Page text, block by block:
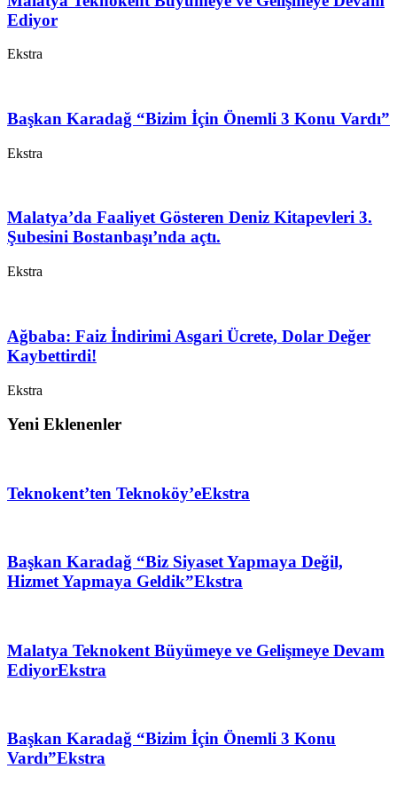
Ediyor
Ekstra
Başkan Karadağ “Bizim İçin Önemli 3 Konu Vardı”
Ekstra
Malatya’da Faaliyet Gösteren Deniz Kitapevleri 3.
Şubesini Bostanbaşı’nda açtı.
Ekstra
Ağbaba: Faiz İndirimi Asgari Ücrete, Dolar Değer
Kaybettirdi!
Ekstra
Yeni Eklenenler
Teknokent’ten Teknoköy’eEkstra
Başkan Karadağ “Biz Siyaset Yapmaya Değil,
Hizmet Yapmaya Geldik”Ekstra
Malatya Teknokent Büyümeye ve Gelişmeye Devam
EdiyorEkstra
Başkan Karadağ “Bizim İçin Önemli 3 Konu
Vardı”Ekstra